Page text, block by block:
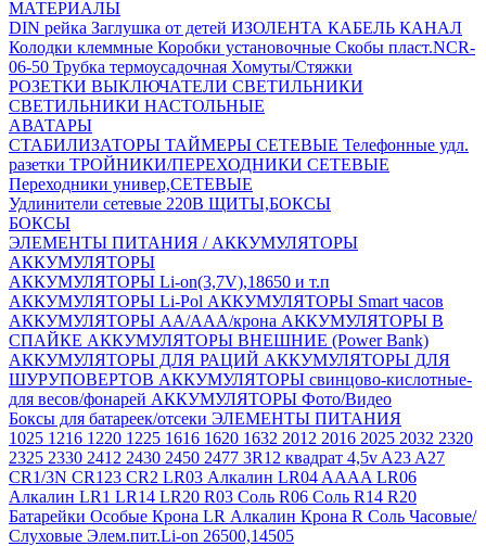
МАТЕРИАЛЫ
DIN рейка Заглушка от детей ИЗОЛЕНТА КАБЕЛЬ КАНАЛ
Колодки клеммные Коробки установочные Скобы пласт.NCR-
06-50 Трубка термоусадочная Хомуты/Стяжки
РОЗЕТКИ ВЫКЛЮЧАТЕЛИ СВЕТИЛЬНИКИ
СВЕТИЛЬНИКИ НАСТОЛЬНЫЕ
АВАТАРЫ
СТАБИЛИЗАТОРЫ ТАЙМЕРЫ СЕТЕВЫЕ Телефонные удл.
разетки ТРОЙНИКИ/ПЕРЕХОДНИКИ СЕТЕВЫЕ
Переходники универ,СЕТЕВЫЕ
Удлинители сетевые 220В ЩИТЫ,БОКСЫ
БОКСЫ
ЭЛЕМЕНТЫ ПИТАНИЯ / АККУМУЛЯТОРЫ
АККУМУЛЯТОРЫ
АККУМУЛЯТОРЫ Li-on(3,7V),18650 и т.п
АККУМУЛЯТОРЫ Li-Pol АККУМУЛЯТОРЫ Smart часов
АККУМУЛЯТОРЫ АА/ААА/крона АККУМУЛЯТОРЫ В
СПАЙКЕ АККУМУЛЯТОРЫ ВНЕШНИЕ (Power Bank)
АККУМУЛЯТОРЫ ДЛЯ РАЦИЙ АККУМУЛЯТОРЫ ДЛЯ
ШУРУПОВЕРТОВ АККУМУЛЯТОРЫ свинцово-кислотные-
для весов/фонарей АККУМУЛЯТОРЫ Фото/Видео
Боксы для батареек/отсеки ЭЛЕМЕНТЫ ПИТАНИЯ
1025 1216 1220 1225 1616 1620 1632 2012 2016 2025 2032 2320
2325 2330 2412 2430 2450 2477 3R12 квадрат 4,5v A23 A27
CR1/3N CR123 CR2 LR03 Алкалин LR04 AAAA LR06
Алкалин LR1 LR14 LR20 R03 Соль R06 Соль R14 R20
Батарейки Особые Крона LR Алкалин Крона R Соль Часовые/
Слуховые Элем.пит.Li-on 26500,14505